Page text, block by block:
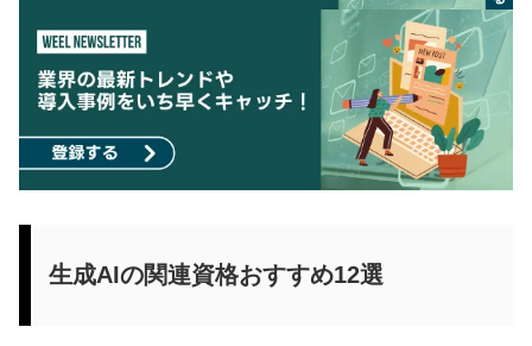
生成AIの関連資格おすすめ12選